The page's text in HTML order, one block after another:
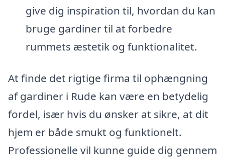
give dig inspiration til, hvordan du kan
bruge gardiner til at forbedre
rummets æstetik og funktionalitet.
At finde det rigtige firma til ophængning
af gardiner i Rude kan være en betydelig
fordel, især hvis du ønsker at sikre, at dit
hjem er både smukt og funktionelt.
Professionelle vil kunne guide dig gennem